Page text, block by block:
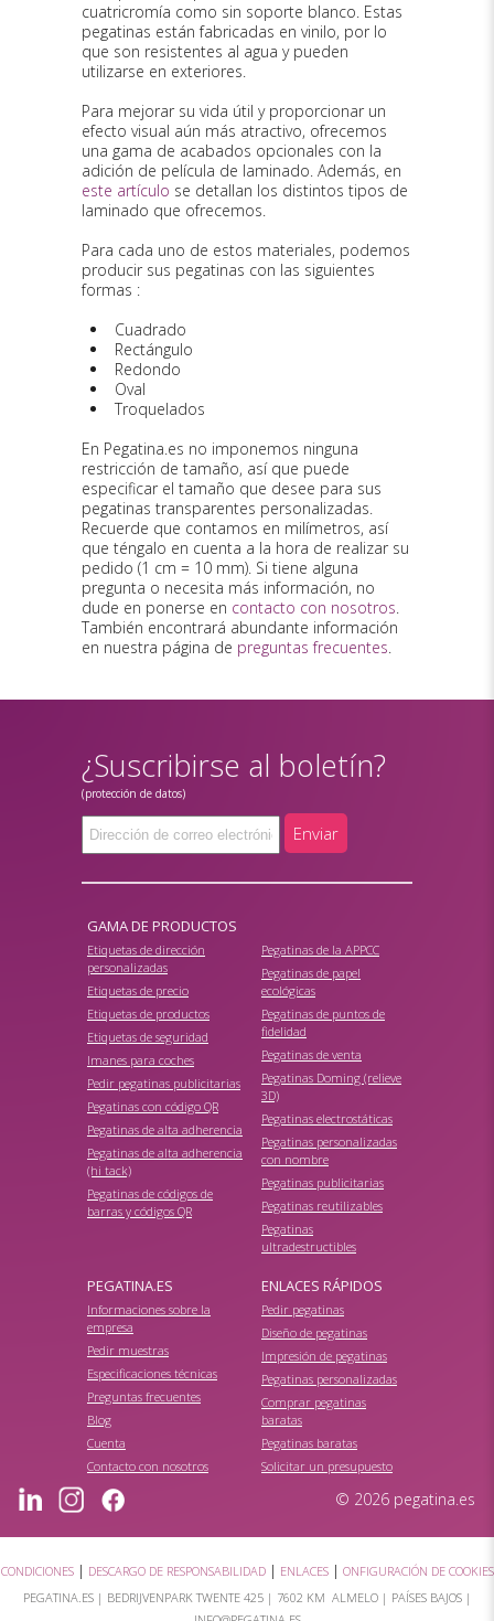
cuatricromía como sin soporte blanco. Estas
pegatinas están fabricadas en vinilo, por lo
que son resistentes al agua y pueden
utilizarse en exteriores.
Para mejorar su vida útil y proporcionar un
efecto visual aún más atractivo, ofrecemos
una gama de acabados opcionales con la
adición de película de laminado. Además, en
este artículo se detallan los distintos tipos de
laminado que ofrecemos.
Para cada uno de estos materiales, podemos
producir sus pegatinas con las siguientes
formas :
Cuadrado
Rectángulo
Redondo
Oval
Troquelados
En Pegatina.es no imponemos ninguna
restricción de tamaño, así que puede
especificar el tamaño que desee para sus
pegatinas transparentes personalizadas.
Recuerde que contamos en milímetros, así
que téngalo en cuenta a la hora de realizar su
pedido (1 cm = 10 mm). Si tiene alguna
pregunta o necesita más información, no
dude en ponerse en contacto con nosotros.
También encontrará abundante información
en nuestra página de preguntas frecuentes.
¿Suscribirse al boletín?
(protección de datos)
Enviar
GAMA DE PRODUCTOS
Etiquetas de dirección
personalizadas
Etiquetas de precio
Etiquetas de productos
Etiquetas de seguridad
Imanes para coches
Pedir pegatinas publicitarias
Pegatinas con código QR
Pegatinas de alta adherencia
Pegatinas de alta adherencia
(hi tack)
Pegatinas de códigos de
barras y códigos QR
Pegatinas de la APPCC
Pegatinas de papel
ecológicas
Pegatinas de puntos de
fidelidad
Pegatinas de venta
Pegatinas Doming (relieve
3D)
Pegatinas electrostáticas
Pegatinas personalizadas
con nombre
Pegatinas publicitarias
Pegatinas reutilizables
Pegatinas
ultradestructibles
PEGATINA.ES
Informaciones sobre la
empresa
Pedir muestras
Especificaciones técnicas
Preguntas frecuentes
Blog
Cuenta
Contacto con nosotros
ENLACES RÁPIDOS
Pedir pegatinas
Diseño de pegatinas
Impresión de pegatinas
Pegatinas personalizadas
Comprar pegatinas
baratas
Pegatinas baratas
Solicitar un presupuesto
© 2026 pegatina.es
CONDICIONES| DESCARGO DE RESPONSABILIDAD| ENLACES| ONFIGURACIÓN DE COOKIES
PEGATINA.ES | BEDRIJVENPARK TWENTE 425| 7602 KM ALMELO| PAÍSES BAJOS |